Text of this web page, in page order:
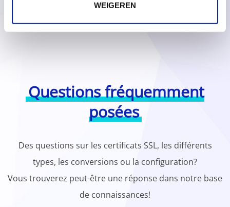
WEIGEREN
Questions fréquemment
posées
Des questions sur les certificats SSL, les différents
types, les conversions ou la configuration?
Vous trouverez peut-être une réponse dans notre base
de connaissances!